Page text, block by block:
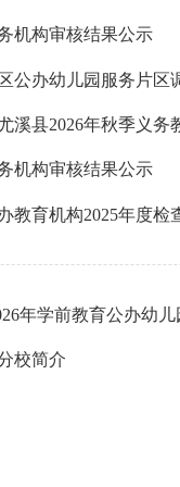
机构审核结果公示
公办幼儿园服务片区
溪县2026年秋季义
机构审核结果公示
教育机构2025年度检
年学前教育公办幼
校简介